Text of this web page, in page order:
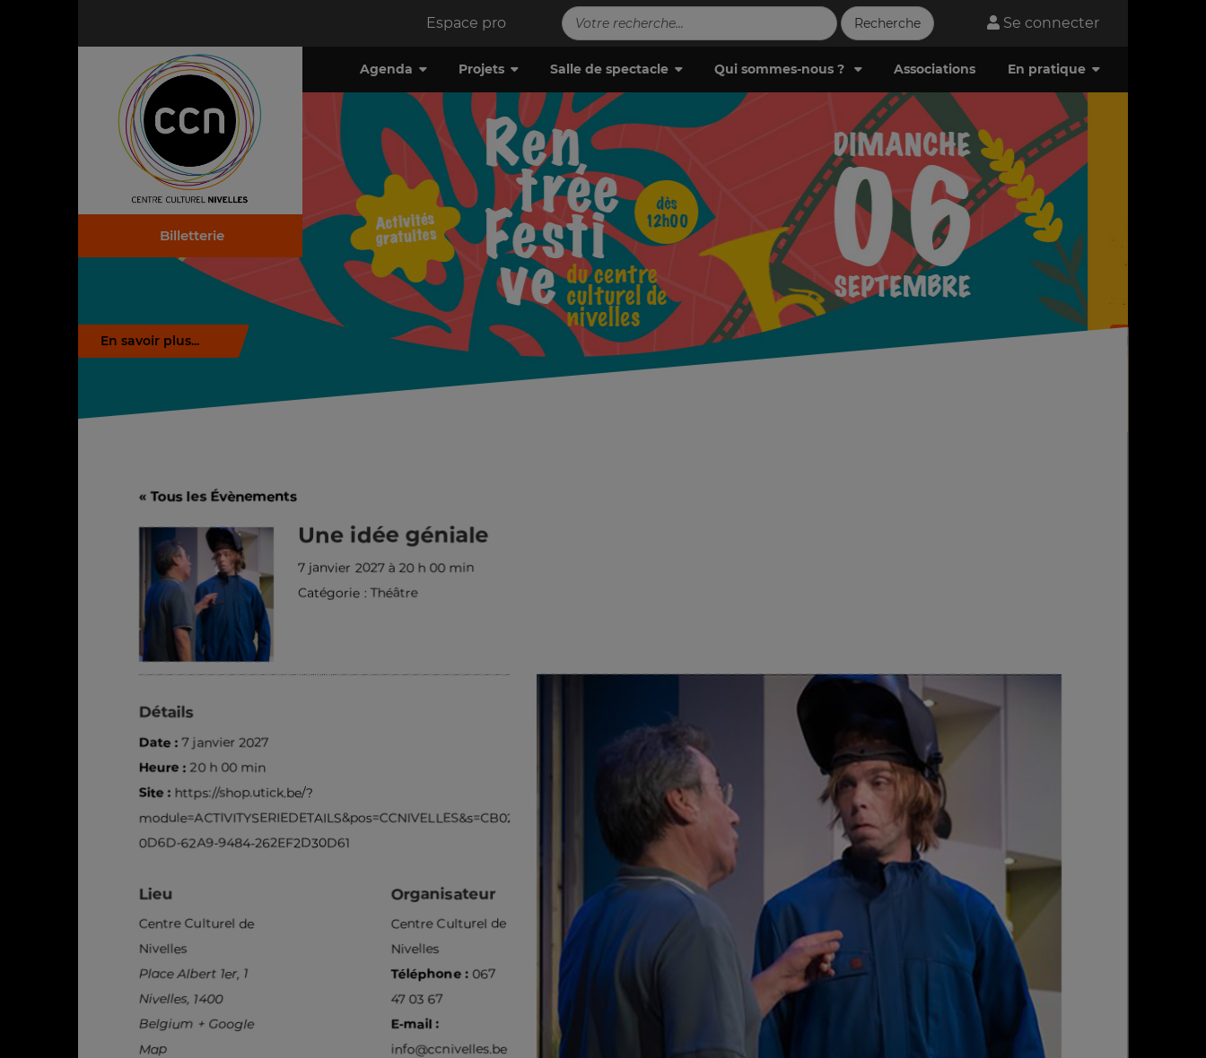
Espace pro Se connecter
Billetterie
Agenda Projets Salle de spectacle Qui sommes-nous ? Associations En pratique
Télécharger la brochure (.pdf)
« Tous les Évènements
Une idée géniale
7 janvier 2027 à 20 h 00 min
Catégorie : Théâtre
Détails
Date :7 janvier 2027
Heure : 20 h 00 min
Site : https://shop.utick.be/?
module=ACTIVITYSERIEDETAILS&pos=CCNIVELLES&s=CB029332-
0D6D-62A9-9484-262EF2D30D61
Lieu
Centre Culturel de
Nivelles
Place Albert 1er, 1
Nivelles, 1400
Belgium + Google
Map
Organisateur
Centre Culturel de
Nivelles
Téléphone : 067
47 03 67
E-mail :
info@ccnivelles.be